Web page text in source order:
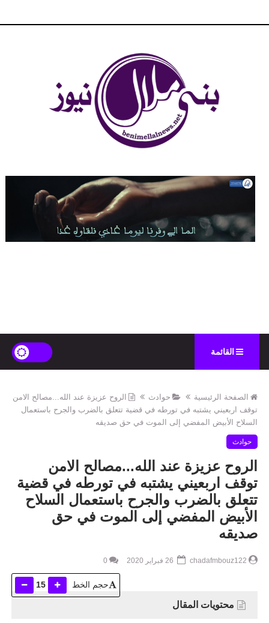
القائمة
الصفحة الرئيسية حوادث
الروح عزيزة عند الله...مصالح الامن
توقف اربعيني يشتبه في تورطه في قضية تتعلق بالضرب والجرح باستعمال
السلاح الأبيض المفضي إلى الموت في حق صديقه
حوادث
الروح عزيزة عند الله...مصالح الامن
توقف اربعيني يشتبه في تورطه في قضية
تتعلق بالضرب والجرح باستعمال السلاح
الأبيض المفضي إلى الموت في حق
صديقه
chadafmbouz122
0
حجم الخط 15
محتويات المقال